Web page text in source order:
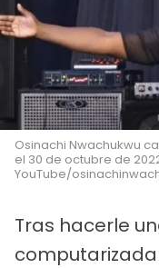
Osinachi Nwachukwu
el 30 de octubre de
YouTube/
Tras hacerle